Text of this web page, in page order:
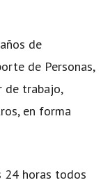
de
de Personas,
de trabajo,
en forma
24 horas todos